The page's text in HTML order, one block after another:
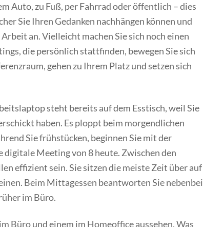
Auto, zu Fuß, per Fahrrad oder öffentlich – dies
Sie Ihren Gedanken nachhängen können und
an. Vielleicht machen Sie sich noch einen
die persönlich stattfinden, bewegen Sie sich
gehen zu Ihrem Platz und setzen sich
steht bereits auf dem Esstisch, weil Sie
haben. Es ploppt beim morgendlichen
Sie frühstücken, beginnen Sie mit der
Meeting von 8 heute. Zwischen den
effizient sein. Sie sitzen die meiste Zeit über auf
Beim Mittagessen beantworten Sie nebenbei
im Büro.
Büro und einem im Homeoffice aussehen. Was